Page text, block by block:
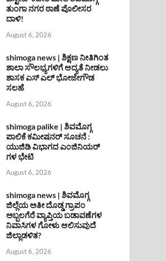
ತುಂಗಾ ನಗರ ಠಾಣೆ ಪೊಲೀಸರ
ದಾಳಿ!
August 6, 2026
shimoga news | ಶಿಕ್ಷಣ ನೀತಿಗಿಂತ
ಶಾಲಾ ಸೌಲಭ್ಯಗಳಿಗೆ ಆದ್ಯತೆ ನೀಡಲು
ಶಾಸಕ ಎಸ್ ಎಲ್ ಭೋಜೇಗೌಡ
ಸಲಹೆ
August 6, 2026
shimoga palike | ಶಿವಮೊಗ್ಗ
ಪಾಲಿಕೆ ಕಮೀಷನರ್ ಸೂಚನೆ :
ಯುಜಿಡಿ ವಿಭಾಗದ ಎಂಜಿನಿಯರ್
ಗಳ ಭೇಟಿ
August 6, 2026
shimoga news | ಶಿವಮೊಗ್ಗ
ಜಿಲ್ಲೆಯ ಅತೀ ದೊಡ್ಡ ಗ್ರಾಪಂ
ಅಬ್ಬಲಗೆರೆ ವ್ಯಾಪ್ತಿಯ ಬಡಾವಣೆಗಳ
ನಿವಾಸಿಗಳ ಗೋಳು ಆಲಿಸುವುದೆ
ಜಿಲ್ಲಾಡಳಿತ?
August 6, 2026